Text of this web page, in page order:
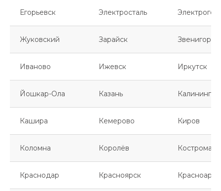
Егорьевск Электросталь
Жуковский Зарайск Звенигород
Иваново Ижевск Иркутск
Йошкар-Ола Казань
Кашира Кемерово Киров
Коломна Королёв Кострома
Краснодар Красноярск